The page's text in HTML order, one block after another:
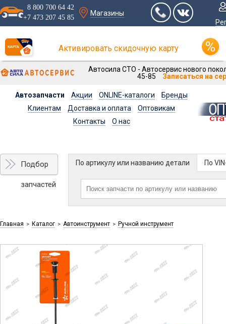
8 800 700 64 42
+7 473 207 45 85
Магазины
Активировать скидочную карту
Автосила СТО - Автосервис нового
45-85
Записаться на
Автозапчасти Акции ONLINE-каталоги
Бренды
Клиентам
Доставка и оплата
Оптовикам
Контакты
О нас
Подбор
запчастей
По артикулу или названию детали По
Главная > Каталог > Автоинструмент > Ручной инструмент